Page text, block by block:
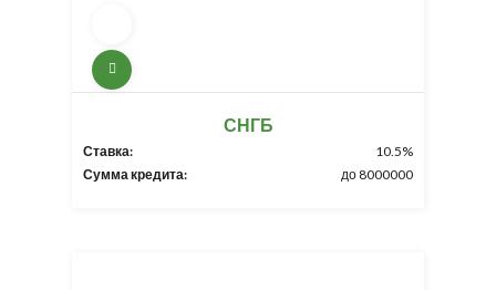
СНГБ
Ставка:
10.5%
Сумма кредита:
до 8000000